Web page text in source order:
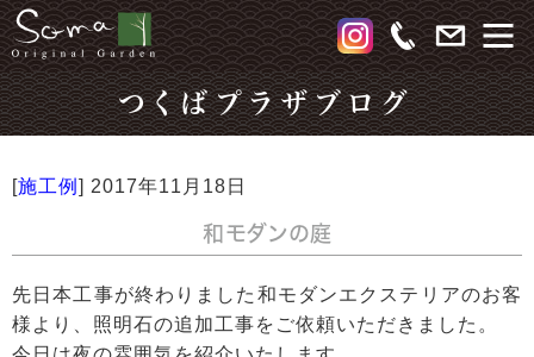
つくばプラザブログ
[施工例 ] 2017年11月18日
和モダンの庭
先日本工事が終わりました和モダンエクステリアのお客
様より、照明石の追加工事をご依頼いただきました。